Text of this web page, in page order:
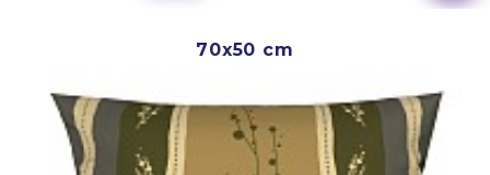
70x50 cm